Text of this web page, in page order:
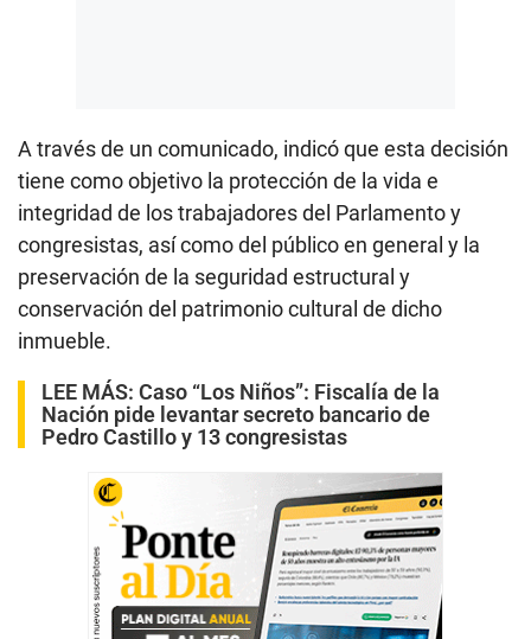
A través de un comunicado, indicó que esta decisión
tiene como objetivo la protección de la vida e
integridad de los trabajadores del Parlamento y
congresistas, así como del público en general y la
preservación de la seguridad estructural y
conservación del patrimonio cultural de dicho
inmueble.
LEE MÁS: Caso “Los Niños”: Fiscalía de la
Nación pide levantar secreto bancario de
Pedro Castillo y 13 congresistas